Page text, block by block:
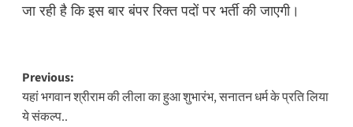
जा रही है कि इस बार बंपर रिक्त पदों पर भर्ती की जाएगी।
Post
navigation
Previous:
यहां भगवान श्रीराम की लीला का हुआ शुभारंभ, सनातन धर्म के प्रति लिया
ये संकल्प..